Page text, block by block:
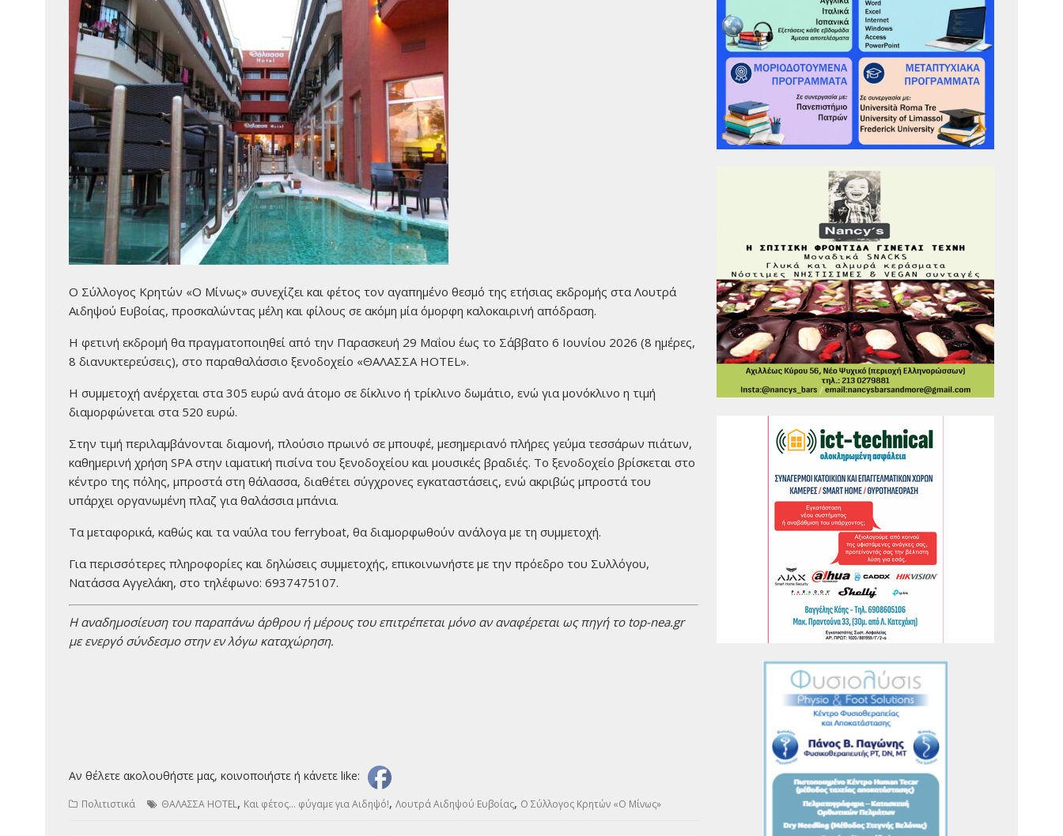
Ο Σύλλογος Κρητών «Ο Μίνως» συνεχίζει και φέτος τον αγαπημένο θεσμό της ετήσιας εκδρομής στα Λουτρά
Αιδηψού Ευβοίας, προσκαλώντας μέλη και φίλους σε ακόμη μία όμορφη καλοκαιρινή απόδραση.
Η φετινή εκδρομή θα πραγματοποιηθεί από την Παρασκευή 29 Μαΐου έως το Σάββατο 6 Ιουνίου 2026 (8 ημέρες,
8 διανυκτερεύσεις), στο παραθαλάσσιο ξενοδοχείο «ΘΑΛΑΣΣΑ HOTEL».
Η συμμετοχή ανέρχεται στα 305 ευρώ ανά άτομο σε δίκλινο ή τρίκλινο δωμάτιο, ενώ για μονόκλινο η τιμή
διαμορφώνεται στα 520 ευρώ.
Στην τιμή περιλαμβάνονται διαμονή, πλούσιο πρωινό σε μπουφέ, μεσημεριανό πλήρες γεύμα τεσσάρων πιάτων,
καθημερινή χρήση SPA στην ιαματική πισίνα του ξενοδοχείου και μουσικές βραδιές. Το ξενοδοχείο βρίσκεται στο
κέντρο της πόλης, μπροστά στη θάλασσα, διαθέτει σύγχρονες εγκαταστάσεις, ενώ ακριβώς μπροστά του
υπάρχει οργανωμένη πλαζ για θαλάσσια μπάνια.
Τα μεταφορικά, καθώς και τα ναύλα του ferryboat, θα διαμορφωθούν ανάλογα με τη συμμετοχή.
Για περισσότερες πληροφορίες και δηλώσεις συμμετοχής, επικοινωνήστε με την πρόεδρο του Συλλόγου,
Νατάσσα Αγγελάκη, στο τηλέφωνο: 6937475107.
H αναδημοσίευση του παραπάνω άρθρου ή μέρους του επιτρέπεται μόνο αν αναφέρεται ως πηγή το top-nea.gr
με ενεργό σύνδεσμο στην εν λόγω καταχώρηση.
Αν θέλετε ακολουθήστε μας, κοινοποιήστε ή κάνετε like:
Πολιτιστικά ΘΑΛΑΣΣΑ HOTEL, Και φέτος… φύγαμε για Αιδηψό!, Λουτρά Αιδηψού Ευβοίας, Ο Σύλλογος Κρητών «Ο Μίνως»